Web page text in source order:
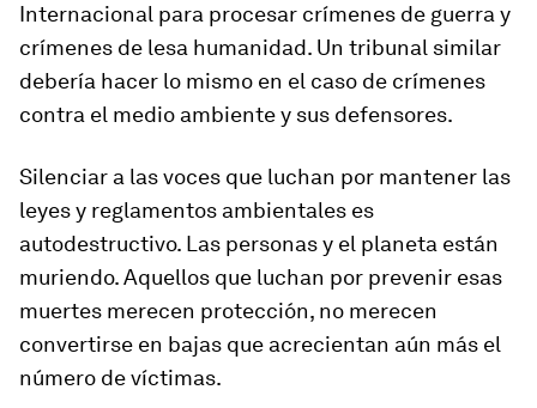
Internacional para procesar crímenes de guerra y
crímenes de lesa humanidad. Un tribunal similar
debería hacer lo mismo en el caso de crímenes
contra el medio ambiente y sus defensores.
Silenciar a las voces que luchan por mantener las
leyes y reglamentos ambientales es
autodestructivo. Las personas y el planeta están
muriendo. Aquellos que luchan por prevenir esas
muertes merecen protección, no merecen
convertirse en bajas que acrecientan aún más el
número de víctimas.